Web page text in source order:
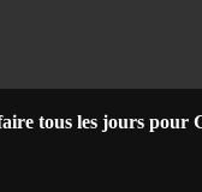
tous les jours pour